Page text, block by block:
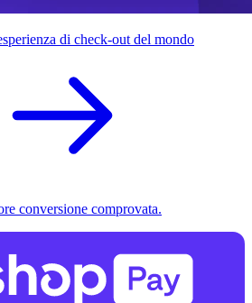
di check-out del mondo
conversione comprovata.